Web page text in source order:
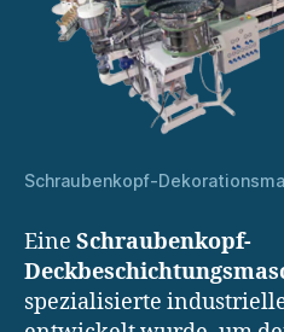
Schraubenkopf-
Eine Schraubenkopf-
spezialisierte